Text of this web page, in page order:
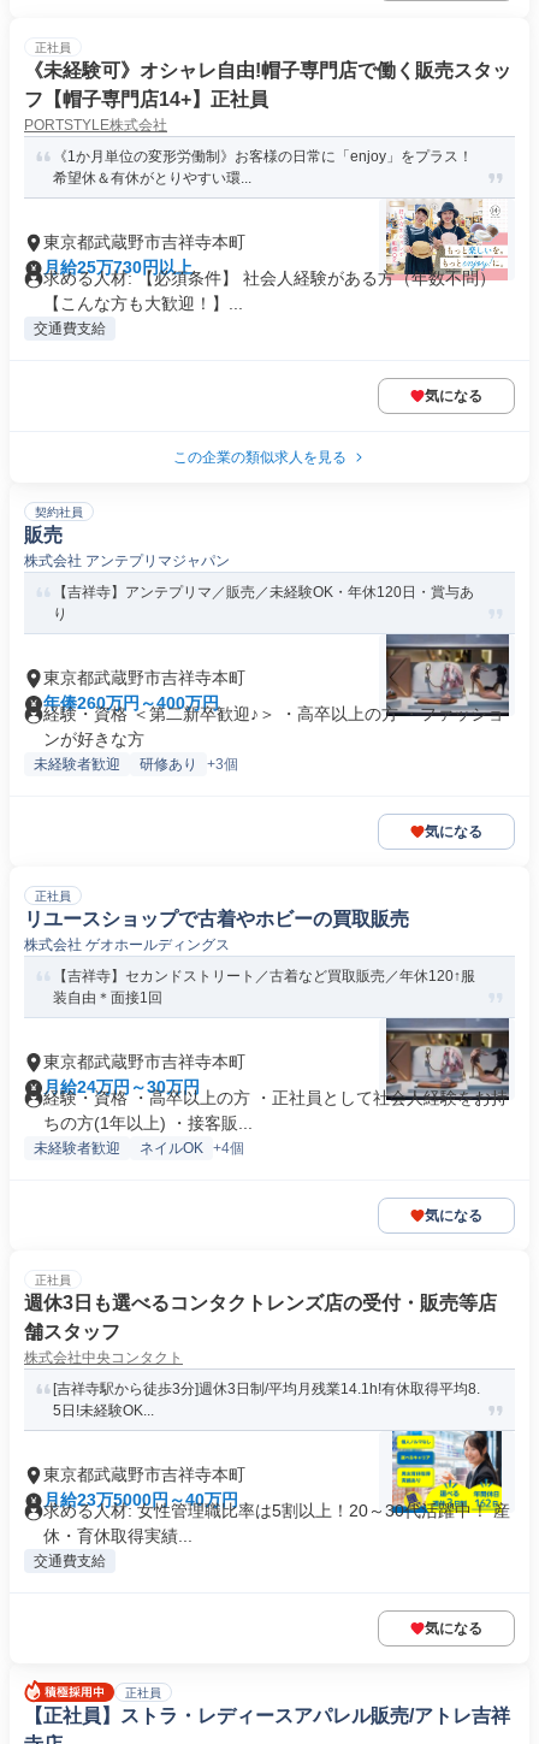
正社員
《未経験可》オシャレ自由!帽子専門店で働く販売スタッ
フ【帽子専門店14+】正社員
PORTSTYLE株式会社
《1か月単位の変形労働制》お客様の日常に「enjoy」をプラス！
希望休＆有休がとりやすい環...
東京都武蔵野市吉祥寺本町
月給25万730円以上
求める人材: 【必須条件】 社会人経験がある方（年数不問）
【こんな方も大歓迎！】...
交通費支給
気になる
この企業の類似求人を見る
契約社員
販売
株式会社 アンテプリマジャパン
【吉祥寺】アンテプリマ／販売／未経験OK・年休120日・賞与あ
り
東京都武蔵野市吉祥寺本町
年俸260万円～400万円
経験・資格 ＜第二新卒歓迎♪＞ ・高卒以上の方 ・ファッショ
ンが好きな方
未経験者歓迎 研修あり +3個
気になる
正社員
リユースショップで古着やホビーの買取販売
株式会社 ゲオホールディングス
【吉祥寺】セカンドストリート／古着など買取販売／年休120↑服
装自由＊面接1回
東京都武蔵野市吉祥寺本町
月給24万円～30万円
経験・資格 ・高卒以上の方 ・正社員として社会人経験をお持
ちの方(1年以上) ・接客販...
未経験者歓迎 ネイルOK +4個
気になる
正社員
週休3日も選べるコンタクトレンズ店の受付・販売等店
舗スタッフ
株式会社中央コンタクト
[吉祥寺駅から徒歩3分]週休3日制/平均月残業14.1h!有休取得平均8.
5日!未経験OK...
東京都武蔵野市吉祥寺本町
月給23万5000円～40万円
求める人材: 女性管理職比率は5割以上！20～30代活躍中！ 産
休・育休取得実績...
交通費支給
気になる
正社員
【正社員】ストラ・レディースアパレル販売/アトレ吉祥